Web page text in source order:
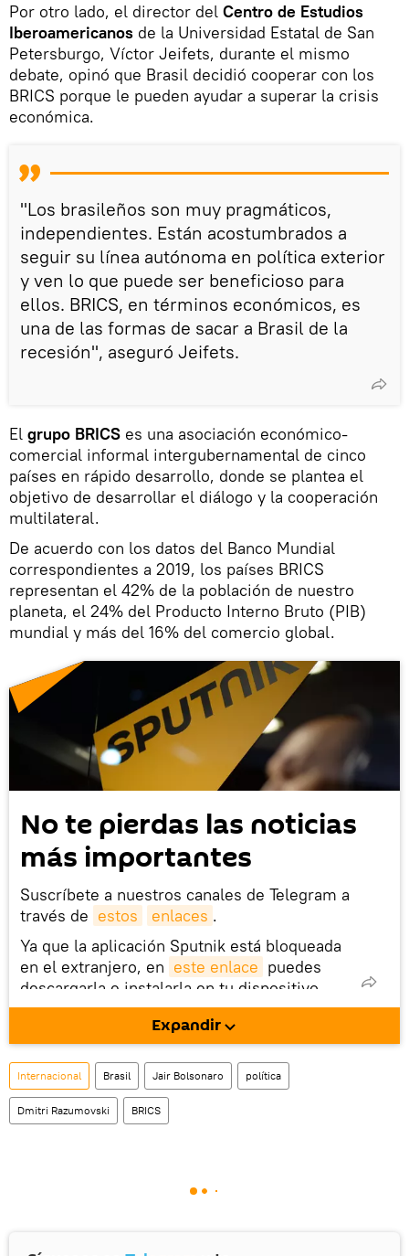
Por otro lado, el director del Centro de Estudios
Iberoamericanos de la Universidad Estatal de San
Petersburgo, Víctor Jeifets, durante el mismo
debate, opinó que Brasil decidió cooperar con los
BRICS porque le pueden ayudar a superar la crisis
económica.
"Los brasileños son muy pragmáticos,
independientes. Están acostumbrados a
seguir su línea autónoma en política exterior
y ven lo que puede ser beneficioso para
ellos. BRICS, en términos económicos, es
una de las formas de sacar a Brasil de la
recesión", aseguró Jeifets.
El grupo BRICS es una asociación económico-
comercial informal intergubernamental de cinco
países en rápido desarrollo, donde se plantea el
objetivo de desarrollar el diálogo y la cooperación
multilateral.
De acuerdo con los datos del Banco Mundial
correspondientes a 2019, los países BRICS
representan el 42% de la población de nuestro
planeta, el 24% del Producto Interno Bruto (PIB)
mundial y más del 16% del comercio global.
No te pierdas las noticias
más importantes
Suscríbete a nuestros canales de Telegram a
través de estos enlaces .
Ya que la aplicación Sputnik está bloqueada
en el extranjero, en este enlace puedes
descargarla e instalarla en tu dispositivo
móvil (¡solo para Android!).
También tenemos una cuenta en la red
social rusa VK .
Expandir
Internacional Brasil Jair Bolsonaro política
Dmitri Razumovski BRICS